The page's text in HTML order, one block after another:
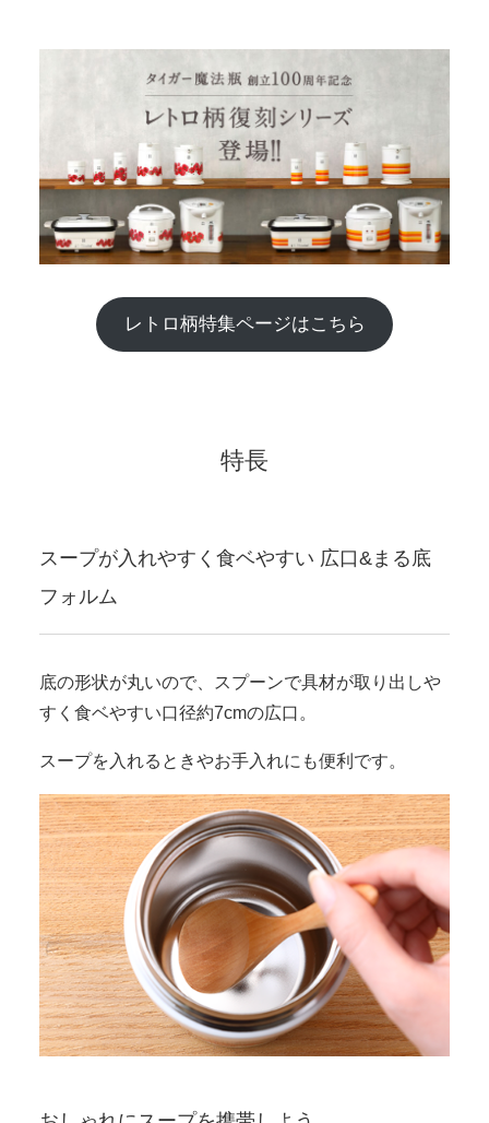
レトロ柄特集ページはこちら
特長
スープが入れやすく食ベやすい 広口&まる底
フォルム
底の形状が丸いので、スプーンで具材が取り出しや
すく食ベやすい口径約7cmの広口。
スープを入れるときやお手入れにも便利です。